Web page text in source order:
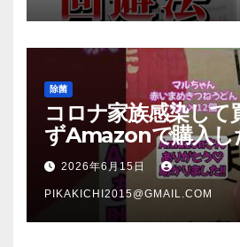
除菌
コロナ家族感染して
ずAmazonで購入し
介 #Shorts
2026年6月15日
PIKAKICHI2015@GMAIL.COM